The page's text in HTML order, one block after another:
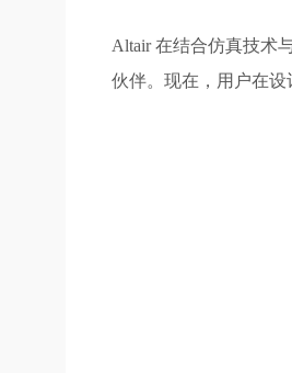
Altair 在结合仿真技术
伙伴。现在，用户在设